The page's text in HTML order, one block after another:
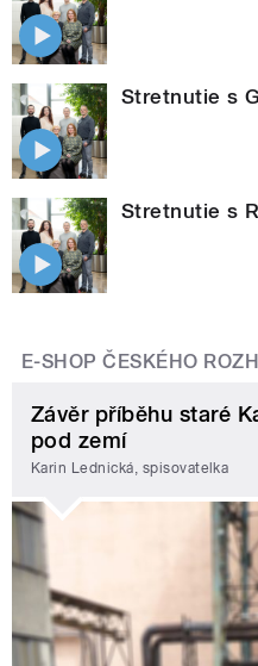
Stretnutie s
Stretnutie s
E-SHOP ČESKÉHO
Závěr příběhu staré
pod zemí
Karin Lednická, spisovatelka